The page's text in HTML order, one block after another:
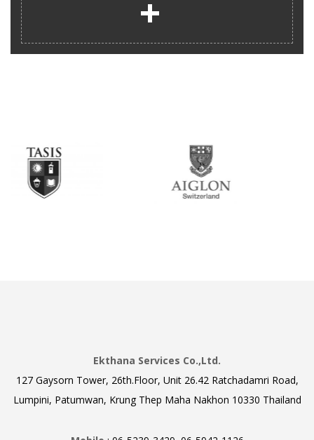
+
Ekthana Services Co.,Ltd.
127 Gaysorn Tower, 26th.Floor, Unit 26.42 Ratchadamri Road,
Lumpini, Patumwan, Krung Thep Maha Nakhon 10330 Thailand